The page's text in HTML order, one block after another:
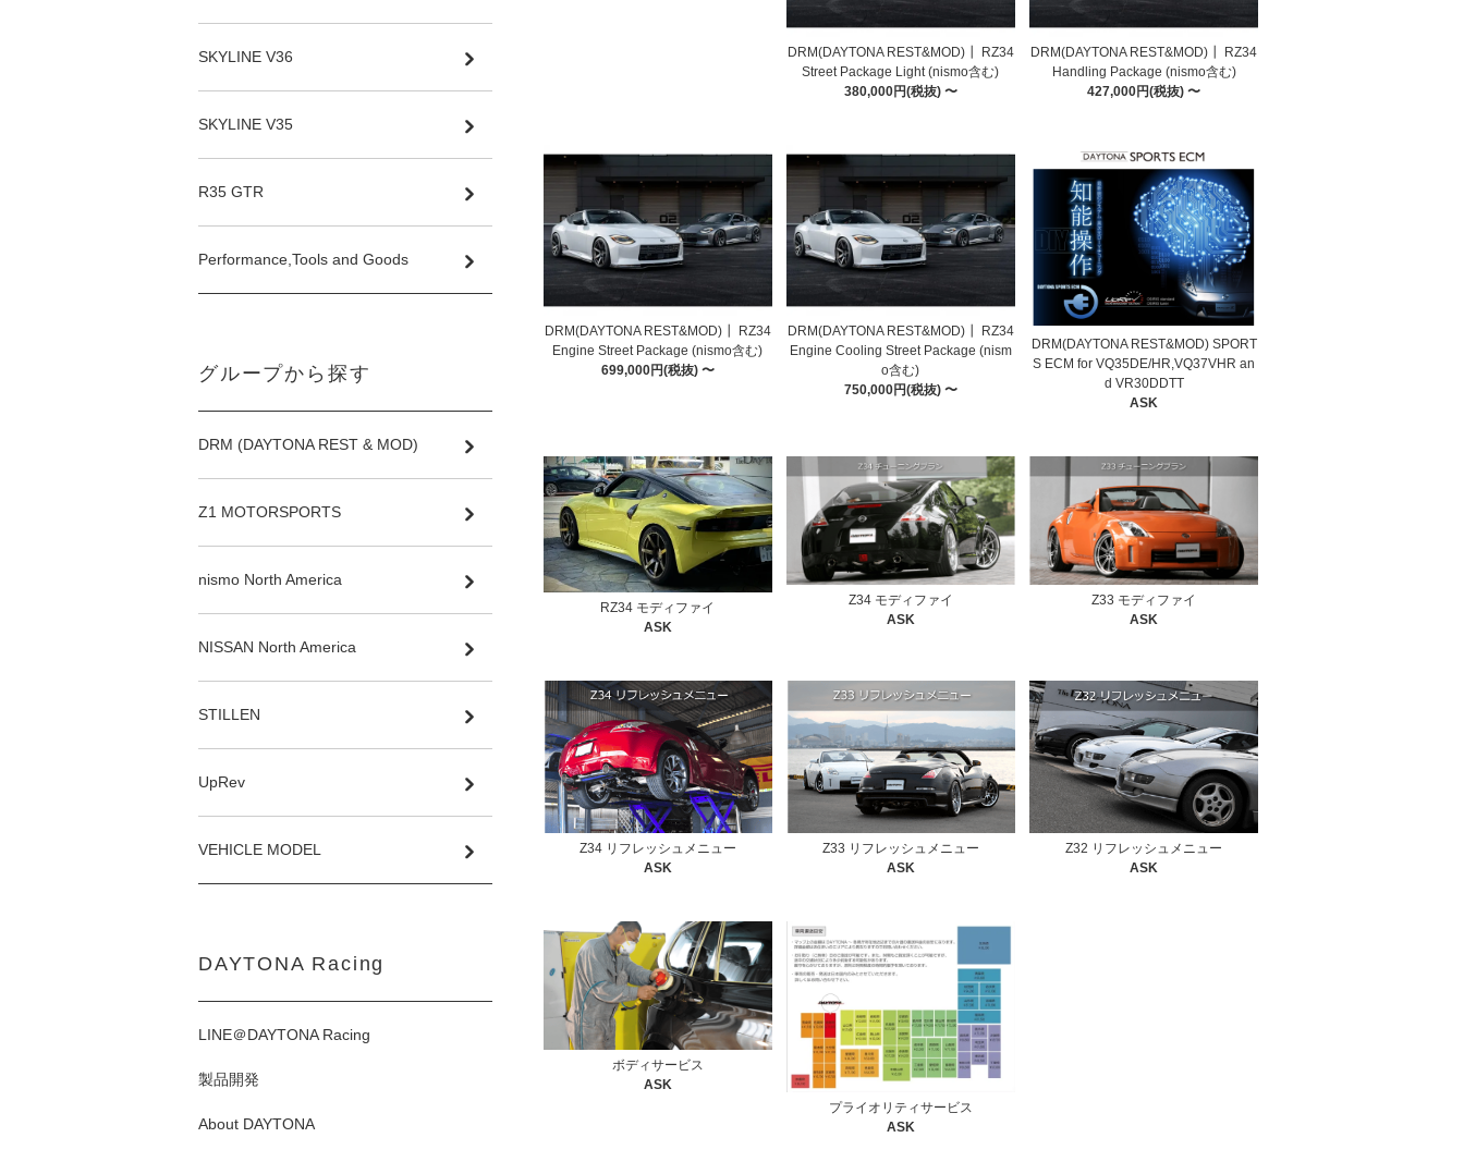
DRM(DAYTONA REST&MOD)┃ RZ34
Street Package Light (nismo含む)
380,000円(税抜) 〜
DRM(DAYTONA REST&MOD)┃ RZ34
Handling Package (nismo含む)
427,000円(税抜) 〜
DRM(DAYTONA REST&MOD)┃ RZ34
Engine Street Package (nismo含む)
699,000円(税抜) 〜
DRM(DAYTONA REST&MOD)┃ RZ34
Engine Cooling Street Package (nism
o含む)
750,000円(税抜) 〜
DRM(DAYTONA REST&MOD) SPORT
S ECM for VQ35DE/HR,VQ37VHR an
d VR30DDTT
ASK
RZ34 モディファイ
ASK
Z34 モディファイ
ASK
Z33 モディファイ
ASK
Z34 リフレッシュメニュー
ASK
Z33 リフレッシュメニュー
ASK
Z32 リフレッシュメニュー
ASK
ボディサービス
ASK
プライオリティサービス
ASK
SKYLINE V36
SKYLINE V35
R35 GTR
Performance,Tools and Goods
グループから探す
DRM (DAYTONA REST & MOD)
Z1 MOTORSPORTS
nismo North America
NISSAN North America
STILLEN
UpRev
VEHICLE MODEL
DAYTONA Racing
LINE＠DAYTONA Racing
製品開発
About DAYTONA